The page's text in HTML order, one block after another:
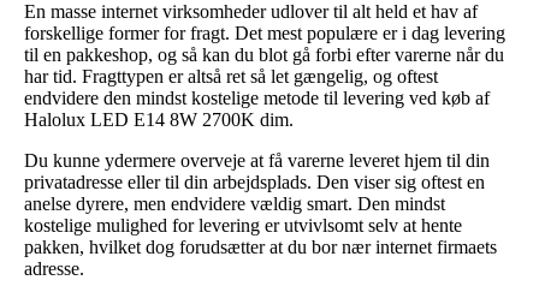
En masse internet virksomheder udlover til alt held et hav af
forskellige former for fragt. Det mest populære er i dag levering
til en pakkeshop, og så kan du blot gå forbi efter varerne når du
har tid. Fragttypen er altså ret så let gængelig, og oftest
endvidere den mindst kostelige metode til levering ved køb af
Halolux LED E14 8W 2700K dim.
Du kunne ydermere overveje at få varerne leveret hjem til din
privatadresse eller til din arbejdsplads. Den viser sig oftest en
anelse dyrere, men endvidere vældig smart. Den mindst
kostelige mulighed for levering er utvivlsomt selv at hente
pakken, hvilket dog forudsætter at du bor nær internet firmaets
adresse.